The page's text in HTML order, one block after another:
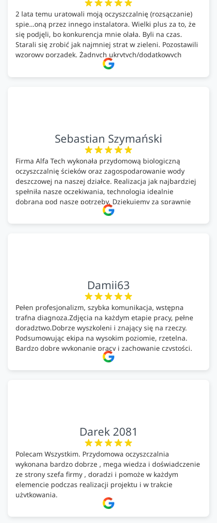
2 lata temu uratowali moją oczyszczalnię (rozsączanie)
spie…oną przez innego instalatora. Wielki plus za to, że
się podjęli, bo konkurencja mnie olała. Byli na czas.
Starali się zrobić jak najmniej strat w zieleni. Pozostawili
wzorowy porządek. Żadnych ukrytych/dodatkowych
kosztów. Zaskoczenie. Kontakt bardzo OK. Obsługa
pomontażowa również OK. A ich środki do oczyszczalni –
Sebastian Szymański
Firma Alfa Tech wykonała przydomową biologiczną
oczyszczalnię ścieków oraz zagospodarowanie wody
deszczowej na naszej działce. Realizacja jak najbardziej
spełniła nasze oczekiwania, technologia idealnie
dobrana pod nasze potrzeby. Dziękujemy za sprawnie
wykonany montaż w świetnej atmosferze! Polecam!
Damii63
Pełen profesjonalizm, szybka komunikacja, wstępna
trafna diagnoza.Zdjęcia na każdym etapie pracy, pełne
doradztwo.Dobrze wyszkoleni i znający się na rzeczy.
Podsumowując ekipa na wysokim poziomie, rzetelna.
Bardzo dobre wykonanie pracy i zachowanie czystości.
Darek 2081
Polecam Wszystkim. Przydomowa oczyszczalnia
wykonana bardzo dobrze , mega wiedza i doświadczenie
ze strony szefa firmy , doradzi i pomoże w każdym
elemencie podczas realizacji projektu i w trakcie
użytkowania.
Firma godna zaufania. Tak trzymać!